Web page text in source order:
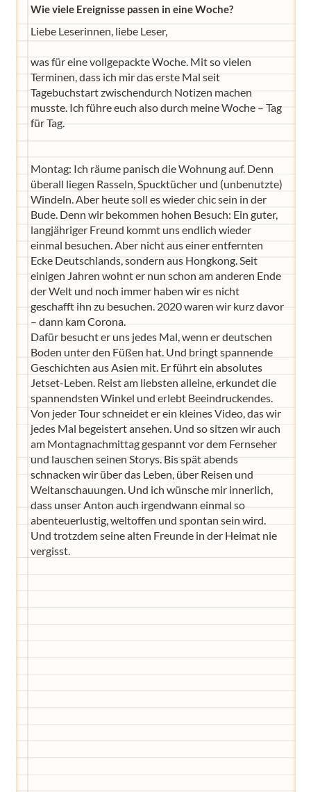
Wie viele Ereignisse passen in eine Woche?
Liebe Leserinnen, liebe Leser,
was für eine vollgepackte Woche. Mit so vielen
Terminen, dass ich mir das erste Mal seit
Tagebuchstart zwischendurch Notizen machen
musste. Ich führe euch also durch meine Woche – Tag
für Tag.
Montag: Ich räume panisch die Wohnung auf. Denn
überall liegen Rasseln, Spucktücher und (unbenutzte)
Windeln. Aber heute soll es wieder chic sein in der
Bude. Denn wir bekommen hohen Besuch: Ein guter,
langjähriger Freund kommt uns endlich wieder
einmal besuchen. Aber nicht aus einer entfernten
Ecke Deutschlands, sondern aus Hongkong. Seit
einigen Jahren wohnt er nun schon am anderen Ende
der Welt und noch immer haben wir es nicht
geschafft ihn zu besuchen. 2020 waren wir kurz davor
– dann kam Corona.
Dafür besucht er uns jedes Mal, wenn er deutschen
Boden unter den Füßen hat. Und bringt spannende
Geschichten aus Asien mit. Er führt ein absolutes
Jetset-Leben. Reist am liebsten alleine, erkundet die
spannendsten Winkel und erlebt Beeindruckendes.
Von jeder Tour schneidet er ein kleines Video, das wir
jedes Mal begeistert ansehen. Und so sitzen wir auch
am Montagnachmittag gespannt vor dem Fernseher
und lauschen seinen Storys. Bis spät abends
schnacken wir über das Leben, über Reisen und
Weltanschauungen. Und ich wünsche mir innerlich,
dass unser Anton auch irgendwann einmal so
abenteuerlustig, weltoffen und spontan sein wird.
Und trotzdem seine alten Freunde in der Heimat nie
vergisst.